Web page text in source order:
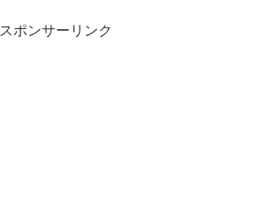
スポンサーリンク